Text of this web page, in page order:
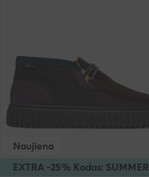
EXTRA -25% Kodas: SUMMER
Naujiena